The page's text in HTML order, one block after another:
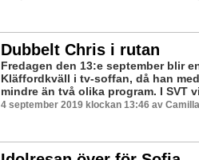
Dubbelt Chris i rutan
Fredagen den 13:e september blir
Kläffordkväll i tv-soffan, då han
mindre än två olika program. I SVT
4 september 2019 klockan 13:46 av